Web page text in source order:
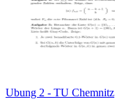
Ubung 2 - TU Chemnitz